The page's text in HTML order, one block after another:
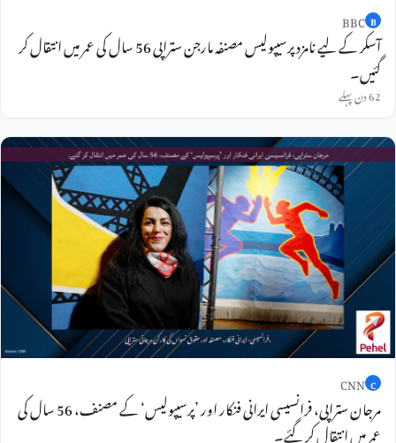
B
BBC
آسکر کے لیے نامزد پرسیپولیس مصنفہ مارجن ستراپی 56 سال کی عمر میں انتقال کر
گئیں۔
62 دن پہلے
C
CNN
مرجان ستراپی، فرانسیسی ایرانی فنکار اور ’پرسیپولیس‘ کے مصنف، 56 سال کی
عمر میں انتقال کر گئے۔